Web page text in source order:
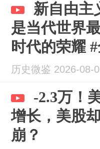
新自由主
是当代世界
时代的荣耀
零基础看懂
历史微鉴 2026-08-
-2.3万！
增长，美股
崩？